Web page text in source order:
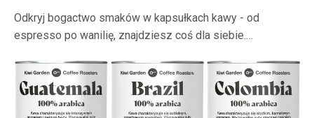
Odkryj bogactwo smaków w kapsułkach kawy - od
espresso po wanilię, znajdziesz coś dla siebie.…